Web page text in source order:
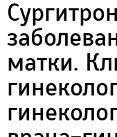
матки.